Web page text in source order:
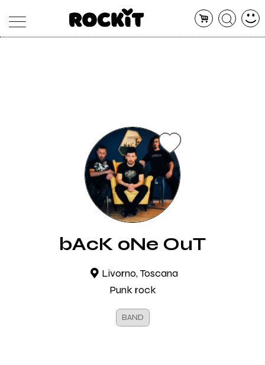
bAcK oNe OuT
Livorno, Toscana
Punk rock
BAND